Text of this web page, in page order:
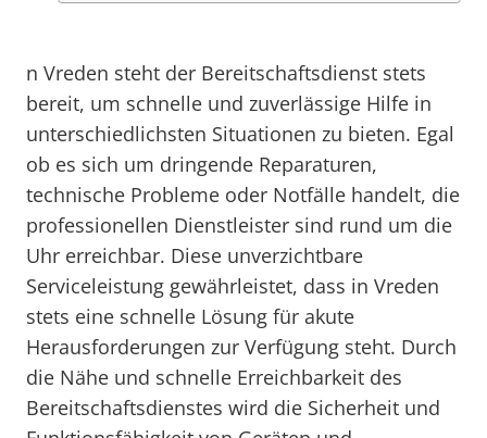
n Vreden steht der Bereitschaftsdienst stets
bereit, um schnelle und zuverlässige Hilfe in
unterschiedlichsten Situationen zu bieten. Egal
ob es sich um dringende Reparaturen,
technische Probleme oder Notfälle handelt, die
professionellen Dienstleister sind rund um die
Uhr erreichbar. Diese unverzichtbare
Serviceleistung gewährleistet, dass in Vreden
stets eine schnelle Lösung für akute
Herausforderungen zur Verfügung steht. Durch
die Nähe und schnelle Erreichbarkeit des
Bereitschaftsdienstes wird die Sicherheit und